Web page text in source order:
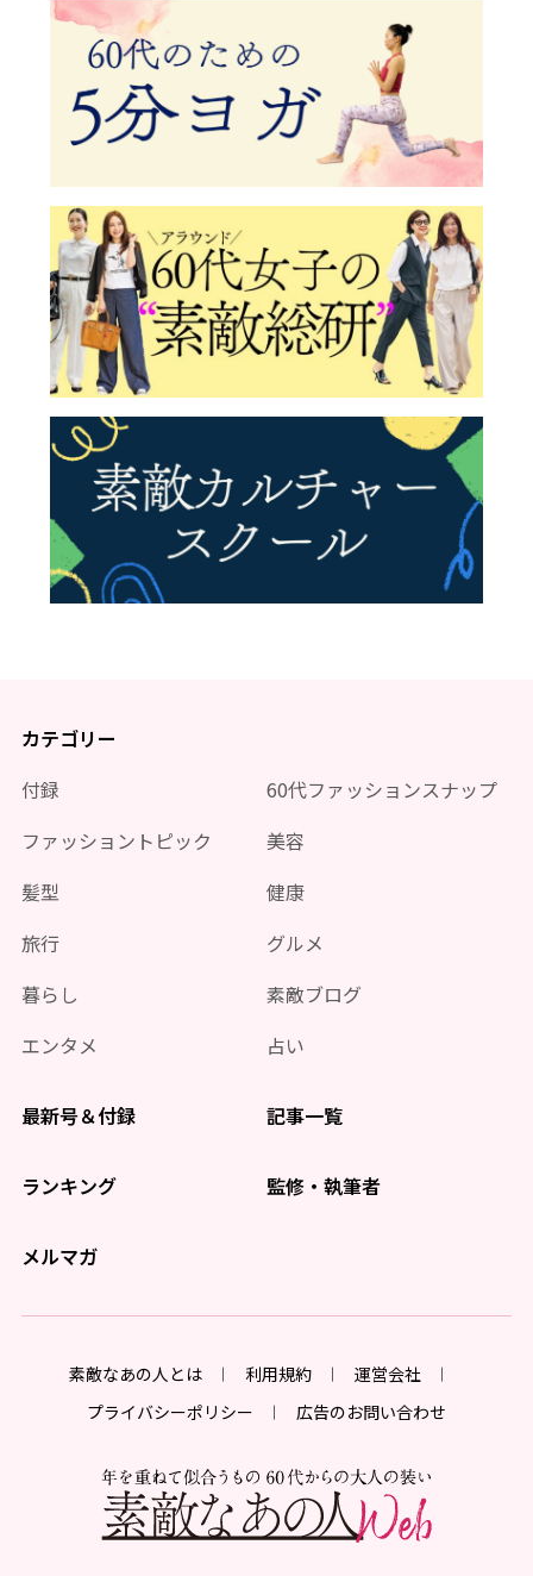
カテゴリー
付録
60代ファッションスナップ
ファッショントピック
美容
髪型
健康
旅行
グルメ
暮らし
素敵ブログ
エンタメ
占い
最新号＆付録 記事一覧
ランキング 監修・執筆者
メルマガ
素敵なあの人とは 利用規約
運営会社
プライバシーポリシー
広告のお問い合わせ